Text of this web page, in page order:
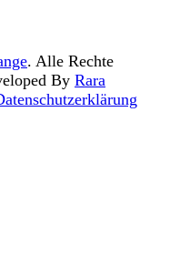
. Alle Rechte
By Rara